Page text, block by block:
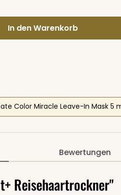
Wert
In den Warenkorb
Color Miracle Leave-In Mask 5
Bewertungen
Reisehaartrockner"